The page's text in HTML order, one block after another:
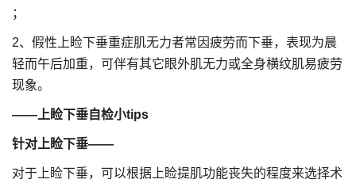
；
2、假性上睑下垂重症肌无力者常因疲劳而下垂，表现为晨
轻而午后加重，可伴有其它眼外肌无力或全身横纹肌易疲劳
现象。
——上睑下垂自检小tips
针对上睑下垂——
对于上睑下垂，可以根据上睑提肌功能丧失的程度来选择术